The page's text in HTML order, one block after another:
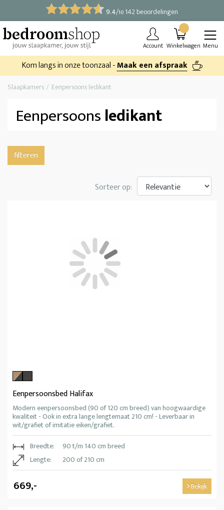
9.4/10 142 beoordelingen
Account Winkelwagen Menu
Kom langs in onze toonzaal -Maak een afspraak
Slaapkamers Eenpersoons ledikant
Eenpersoonsledikant
filteren
Sorteer op:
Eenpersoonsbed Halifax
Modern eenpersoonsbed (90 of 120 cm breed) van hoogwaardige
kwaliteit - Ook in extra lange lengtemaat 210 cm! - Leverbaar in
wit/grafiet of imitatie eiken/grafiet.
Breedte:
90 t/m 140 cm breed
Lengte:
200 of 210 cm
669,- Bekijk